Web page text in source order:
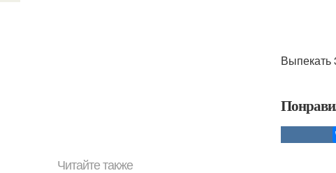
Выпекать
Читайте также